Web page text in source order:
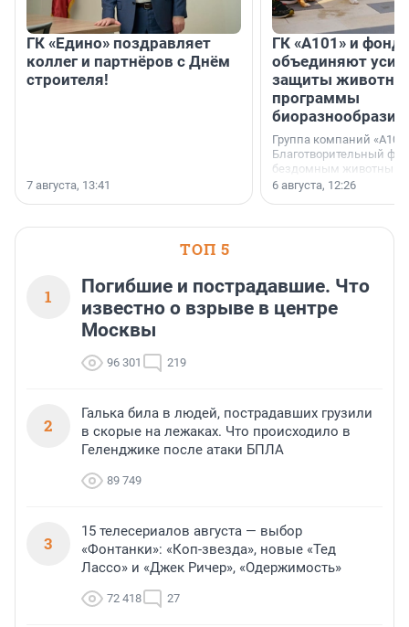
ГК «Едино» поздравляет
коллег и партнёров с Днём
строителя!
7 августа, 13:41
ГК «А101» и фонд
объединяют
защиты
программы
биоразнообразия
Группа компаний
Благотворительный
бездомным животным
заключили соглашение
6 августа, 12:26
ТОП 5
1
Погибшие и пострадавшие. Что
известно о взрыве в центре
Москвы
96 301 219
2
Галька била в людей, пострадавших грузили
в скорые на лежаках. Что происходило в
Геленджике после атаки БПЛА
89 749
3
15 телесериалов августа — выбор
«Фонтанки»: «Коп-звезда», новые «Тед
Лассо» и «Джек Ричер», «Одержимость»
72 418 27